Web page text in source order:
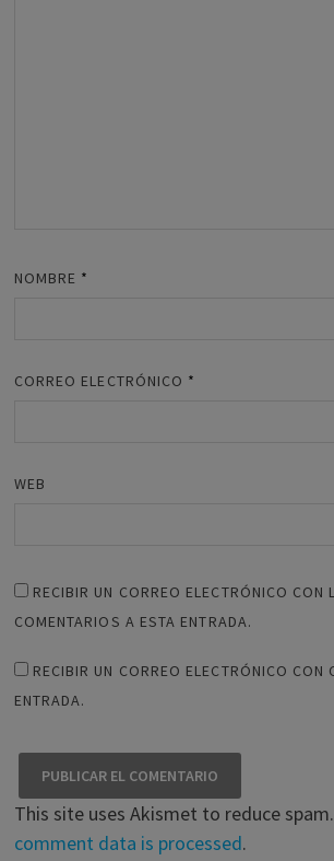
NOMBRE *
CORREO ELECTRÓNICO *
WEB
RECIBIR UN CORREO ELECTRÓNICO CON
COMENTARIOS A ESTA ENTRADA.
RECIBIR UN CORREO ELECTRÓNICO CON
ENTRADA.
This site uses Akismet to reduce spam.
comment data is processed.